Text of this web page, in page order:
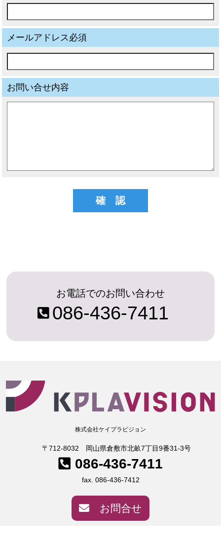
メールアドレス必須
お問い合せ内容
お電話でのお問い合わせ
086-436-7411
株式会社ケイプラビジョン
〒712-8032 岡山県倉敷市北畝7丁目9番31-3号
086-436-7411
fax. 086-436-7412
お問合せ